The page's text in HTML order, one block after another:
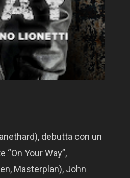
debutta con un
Your Way”,
Masterplan), John